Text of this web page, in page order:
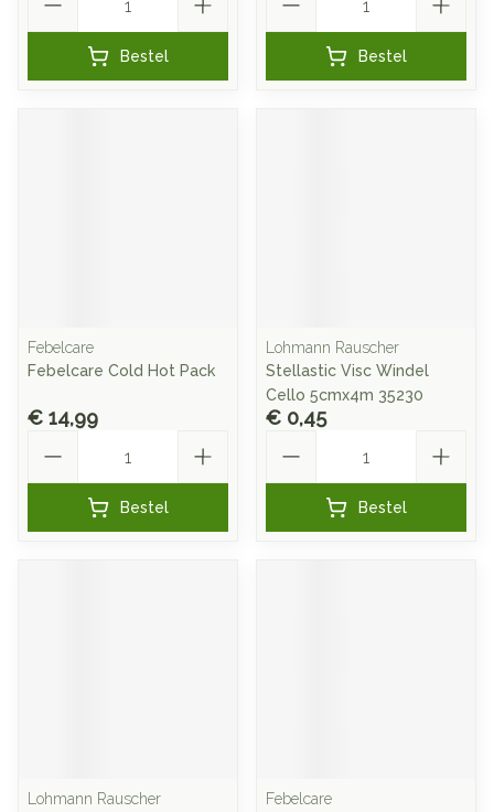
Bestel Bestel
Febelcare
Febelcare Cold Hot Pack
€ 14,99
Bestel
Lohmann Rauscher
Stellastic Visc Windel
Cello 5cmx4m 35230
€ 0,45
Bestel
Lohmann Rauscher
Febelcare